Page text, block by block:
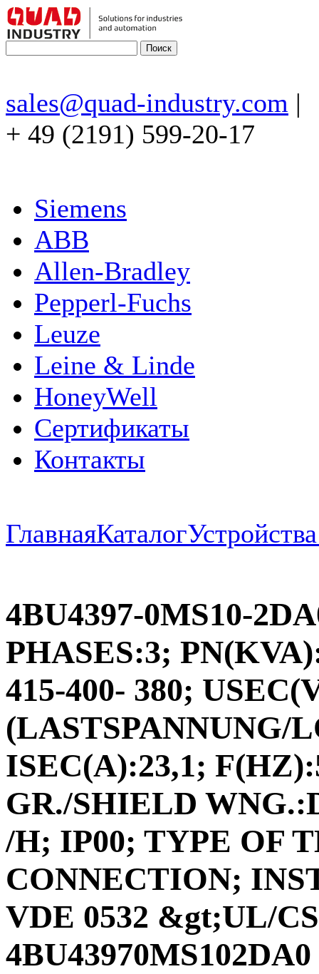
sales@quad-industry.com |
+ 49 (2191) 599-20-17
Siemens
ABB
Allen-Bradley
Pepperl-Fuchs
Leuze
Leine & Linde
HoneyWell
Сертификаты
Контакты
ГлавнаяКаталог
4BU4397-0MS10-
PHASES:3;
415-400- 380;
(LASTSPANNUNG/
ISEC(A):23,1;
GR./SHIELD
/H; IP00; TYPE OF
CONNECTION;
VDE 0532 &gt;UL/